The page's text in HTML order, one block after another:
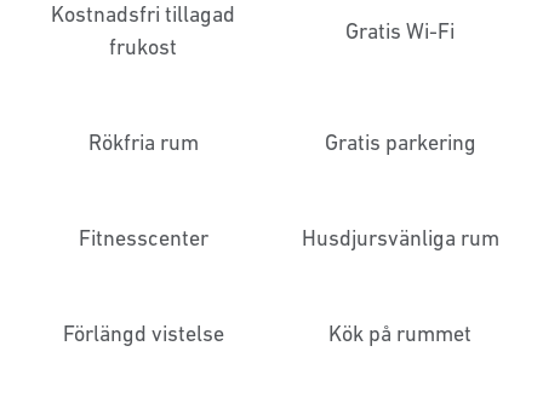
Kostnadsfri tillagad
frukost
Gratis Wi-Fi
Rökfria rum Gratis parkering
Fitnesscenter Husdjursvänliga rum
Förlängd vistelse Kök på rummet